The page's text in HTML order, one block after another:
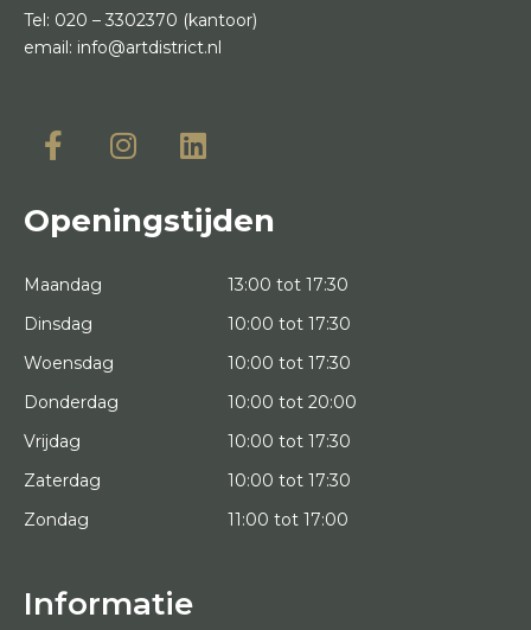
Tel: 020 – 3302370 (kantoor)
email: info@artdistrict.nl
Openingstijden
Maandag
13:00 tot 17:30
Dinsdag
10:00 tot 17:30
Woensdag
10:00 tot 17:30
Donderdag
10:00 tot 20:00
Vrijdag
10:00 tot 17:30
Zaterdag
10:00 tot 17:30
Zondag
11:00 tot 17:00
Informatie